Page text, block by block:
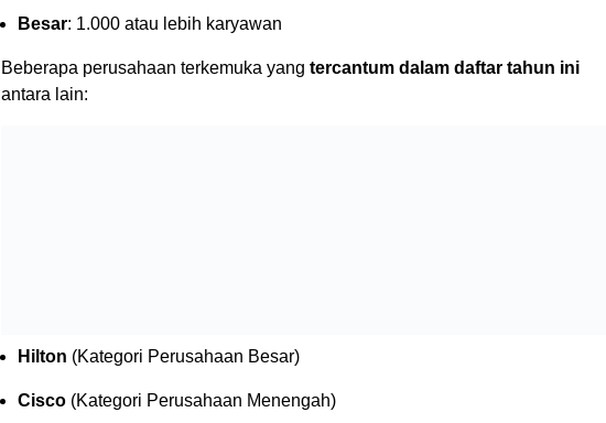
Besar: 1.000 atau lebih karyawan
Beberapa perusahaan terkemuka yang tercantum dalam daftar tahun ini
antara lain:
Hilton (Kategori Perusahaan Besar)
Cisco (Kategori Perusahaan Menengah)